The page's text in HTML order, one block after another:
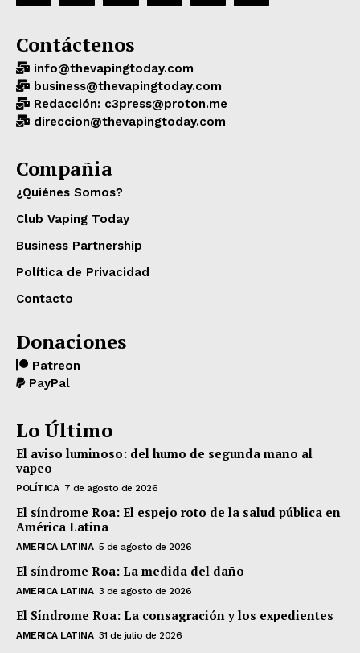
Contáctenos
info@thevapingtoday.com
business@thevapingtoday.com
Redacción: c3press@proton.me
direccion@thevapingtoday.com
Compañia
¿Quiénes Somos?
Club Vaping Today
Business Partnership
Política de Privacidad
Contacto
Donaciones
Patreon
PayPal
Lo Último
El aviso luminoso: del humo de segunda mano al
vapeo
POLÍTICA 7 de agosto de 2026
El síndrome Roa: El espejo roto de la salud pública en
América Latina
AMERICA LATINA 5 de agosto de 2026
El síndrome Roa: La medida del daño
AMERICA LATINA 3 de agosto de 2026
El Síndrome Roa: La consagración y los expedientes
AMERICA LATINA 31 de julio de 2026